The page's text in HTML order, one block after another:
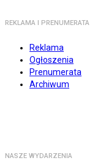
REKLAMA I PRENUMERATA
Reklama
Ogłoszenia
Prenumerata
Archiwum
NASZE WYDARZENIA